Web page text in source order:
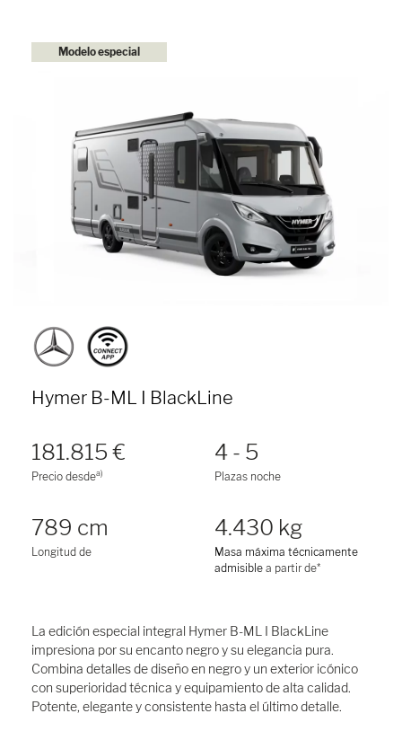
Modelo especial
Hymer B-ML I BlackLine
181.815 €
Precio desdea)
4 - 5
Plazas noche
789 cm
Longitud de
4.430 kg
Masa máxima técnicamente
admisible a partir de*
La edición especial integral Hymer B-ML I BlackLine
impresiona por su encanto negro y su elegancia pura.
Combina detalles de diseño en negro y un exterior icónico
con superioridad técnica y equipamiento de alta calidad.
Potente, elegante y consistente hasta el último detalle.